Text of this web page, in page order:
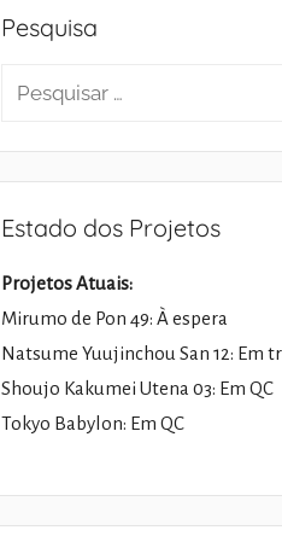
Pesquisa
Pesquisar
Estado dos Projetos
Projetos Atuais:
Mirumo de Pon 49: À espera
Natsume Yuujinchou San 12: Em
Shoujo Kakumei Utena 03: Em QC
Tokyo Babylon: Em QC